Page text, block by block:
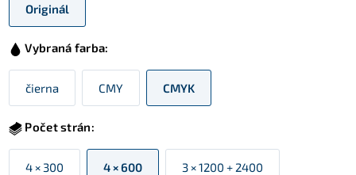
Originál
Vybraná farba:
čierna CMY CMYK
Počet strán:
4 × 300 4 × 600 3 × 1200 + 2400